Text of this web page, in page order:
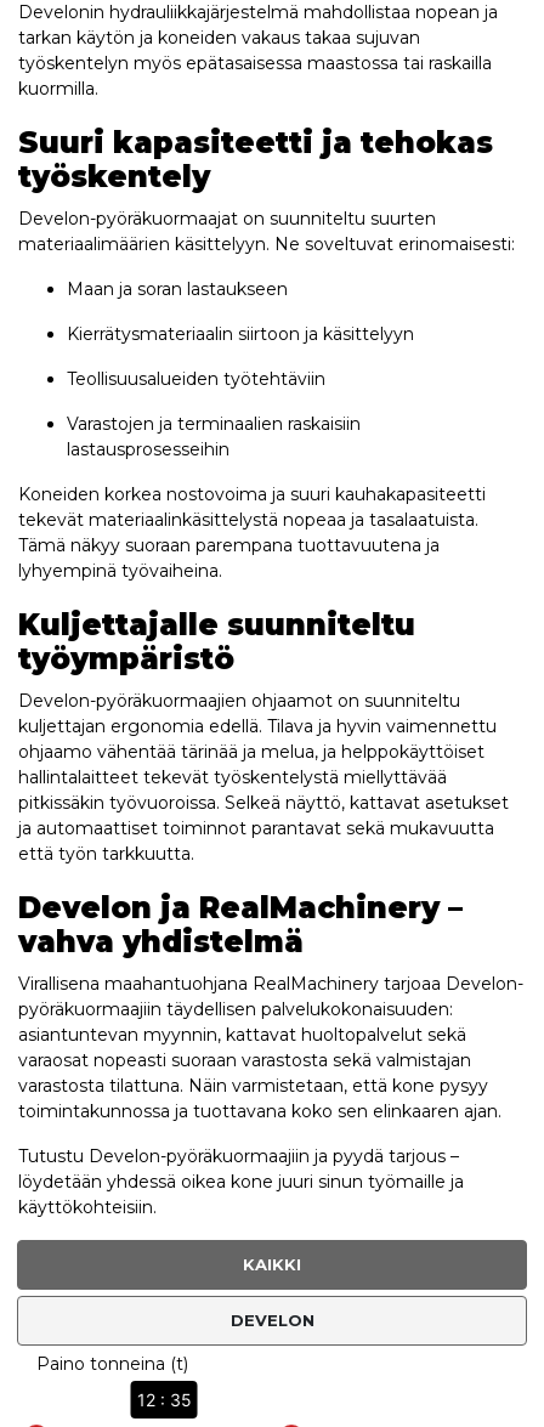
Develonin hydrauliikkajärjestelmä mahdollistaa nopean ja
tarkan käytön ja koneiden vakaus takaa sujuvan
työskentelyn myös epätasaisessa maastossa tai raskailla
kuormilla.
Suuri kapasiteetti ja tehokas
työskentely
Develon-pyöräkuormaajat on suunniteltu suurten
materiaalimäärien käsittelyyn. Ne soveltuvat erinomaisesti:
Maan ja soran lastaukseen
Kierrätysmateriaalin siirtoon ja käsittelyyn
Teollisuusalueiden työtehtäviin
Varastojen ja terminaalien raskaisiin
lastausprosesseihin
Koneiden korkea nostovoima ja suuri kauhakapasiteetti
tekevät materiaalinkäsittelystä nopeaa ja tasalaatuista.
Tämä näkyy suoraan parempana tuottavuutena ja
lyhyempinä työvaiheina.
Kuljettajalle suunniteltu
työympäristö
Develon-pyöräkuormaajien ohjaamot on suunniteltu
kuljettajan ergonomia edellä. Tilava ja hyvin vaimennettu
ohjaamo vähentää tärinää ja melua, ja helppokäyttöiset
hallintalaitteet tekevät työskentelystä miellyttävää
pitkissäkin työvuoroissa. Selkeä näyttö, kattavat asetukset
ja automaattiset toiminnot parantavat sekä mukavuutta
että työn tarkkuutta.
Develon ja RealMachinery –
vahva yhdistelmä
Virallisena maahantuohjana RealMachinery tarjoaa Develon-
pyöräkuormaajiin täydellisen palvelukokonaisuuden:
asiantuntevan myynnin, kattavat huoltopalvelut sekä
varaosat nopeasti suoraan varastosta sekä valmistajan
varastosta tilattuna. Näin varmistetaan, että kone pysyy
toimintakunnossa ja tuottavana koko sen elinkaaren ajan.
Tutustu Develon-pyöräkuormaajiin ja pyydä tarjous –
löydetään yhdessä oikea kone juuri sinun työmaille ja
käyttökohteisiin.
KAIKKI
DEVELON
Paino tonneina (t)
12 : 35